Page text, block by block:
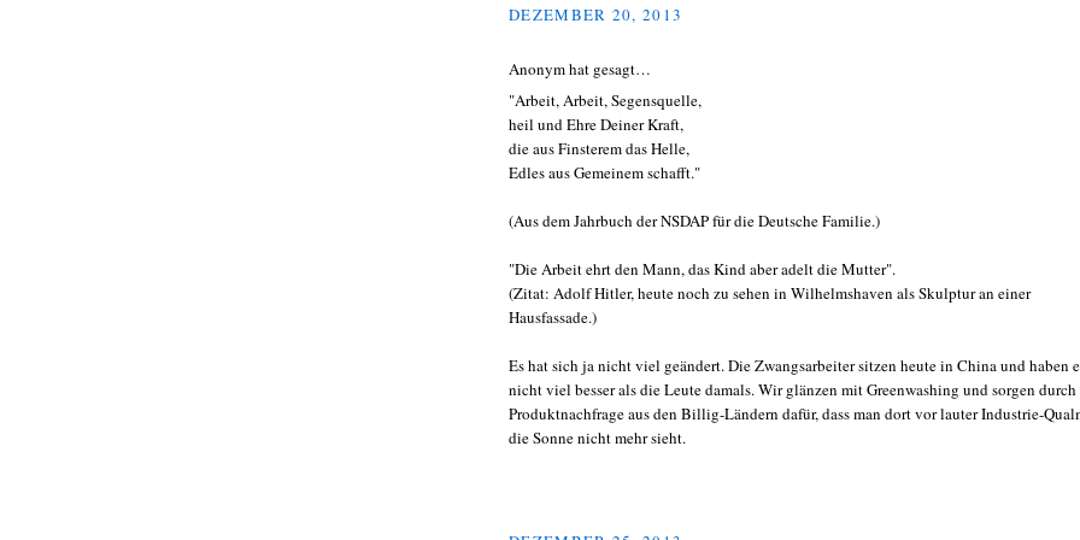
DEZEMBER 20, 2013
Anonym hat gesagt…
"Arbeit, Arbeit, Segensquelle,
heil und Ehre Deiner Kraft,
die aus Finsterem das Helle,
Edles aus Gemeinem schafft."
(Aus dem Jahrbuch der NSDAP für die Deutsche Familie.)
"Die Arbeit ehrt den Mann, das Kind aber adelt die Mutter".
(Zitat: Adolf Hitler, heute noch zu sehen in Wilhelmshaven als Skulptur an einer
Hausfassade.)
Es hat sich ja nicht viel geändert. Die Zwangsarbeiter sitzen heute in China und haben
nicht viel besser als die Leute damals. Wir glänzen mit Greenwashing und sorgen durch
Produktnachfrage aus den Billig-Ländern dafür, dass man dort vor lauter Industrie-
die Sonne nicht mehr sieht.